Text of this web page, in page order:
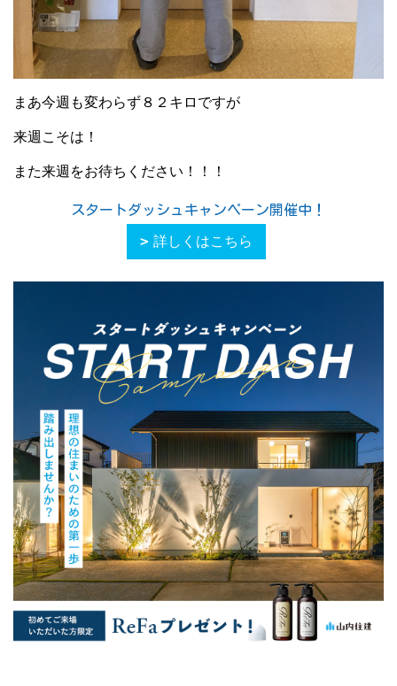
まあ今週も変わらず８２キロですが
来週こそは！
また来週をお待ちください！！！
スタートダッシュキャンペーン開催中！
詳しくはこちら